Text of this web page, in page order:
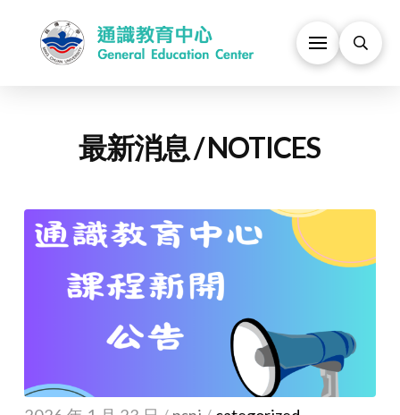
最新消息 / NOTICES